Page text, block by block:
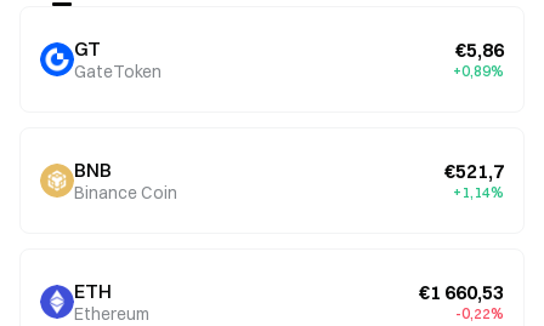
GT
GateToken
€5,86
+0,89%
BNB
Binance Coin
€521,7
+1,14%
ETH
Ethereum
€1 660,53
-0,22%